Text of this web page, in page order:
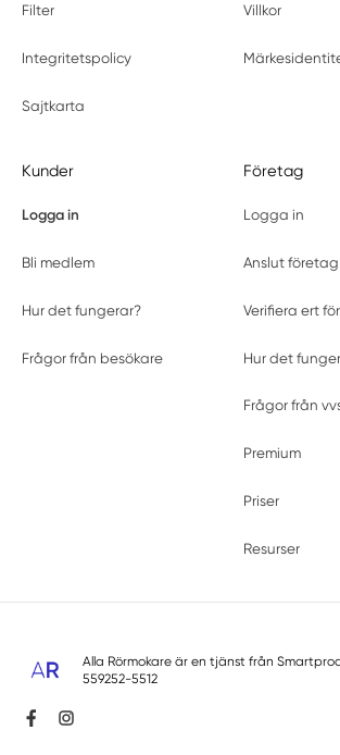
Filter Villkor
Integritetspolicy
Sajtkarta
Kunder
Logga in
Bli medlem
Hur det fungerar?
Frågor från besökare
Företag
Logga in
Anslut företag
Verifiera ert
Hur det
Frågor från
Premium
Priser
Resurser
Alla Rörmokare är en tjänst från
559252-5512